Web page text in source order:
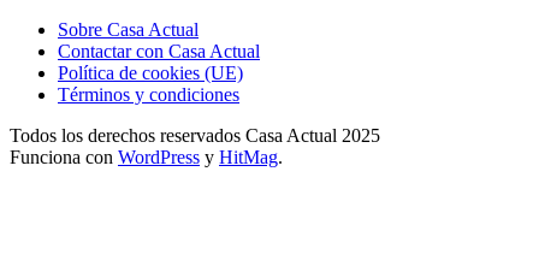
Sobre Casa Actual
Contactar con Casa Actual
Política de cookies (UE)
Términos y condiciones
Todos los derechos reservados Casa Actual 2025
Funciona con WordPress y HitMag.